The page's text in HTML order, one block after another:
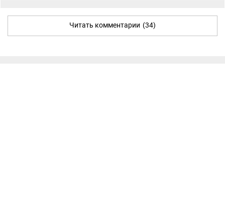
Читать комментарии (34)